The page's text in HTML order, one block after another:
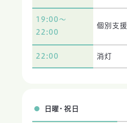
19:00～
22:00
個別支援
22:00 消灯
日曜・祝日